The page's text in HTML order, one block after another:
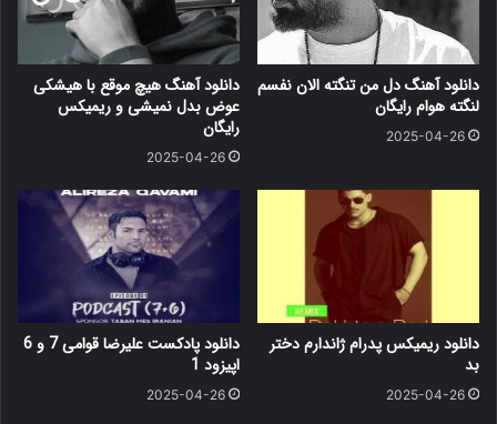
دانلود آهنگ دل من تنگته الان نفسم
لنگته هوام رایگان
2025-04-26
دانلود آهنگ هیچ موقع با هیشکی
عوض بدل نمیشی و ریمیکس
رایگان
2025-04-26
دانلود ریمیکس پدرام ژاندارم دختر
بد
2025-04-26
دانلود پادکست علیرضا قوامی 7 و 6
اپیزود 1
2025-04-26